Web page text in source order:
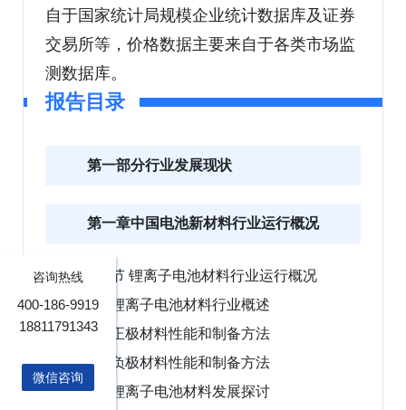
自于国家统计局规模企业统计数据库及证券
交易所等，价格数据主要来自于各类市场监
测数据库。
报告目录
第一部分行业发展现状
第一章中国电池新材料行业运行概况
第一节 锂离子电池材料行业运行概况
一、锂离子电池材料行业概述
二、正极材料性能和制备方法
三、负极材料性能和制备方法
四、锂离子电池材料发展探讨
咨询热线
400-186-9919
18811791343
微信咨询